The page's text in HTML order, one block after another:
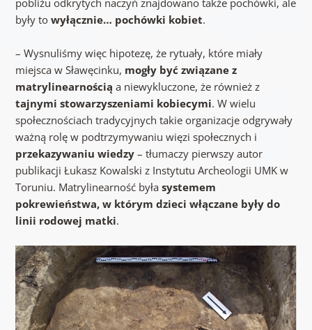
pobliżu odkrytych naczyń znajdowano także pochówki, ale
były to wyłącznie… pochówki kobiet.
– Wysnuliśmy więc hipotezę, że rytuały, które miały
miejsca w Sławęcinku, mogły być związane z
matrylinearnością a niewykluczone, że również z
tajnymi stowarzyszeniami kobiecymi. W wielu
społecznościach tradycyjnych takie organizacje odgrywały
ważną rolę w podtrzymywaniu więzi społecznych i
przekazywaniu wiedzy– tłumaczy pierwszy autor
publikacji Łukasz Kowalski z Instytutu Archeologii UMK w
Toruniu. Matrylinearność była systemem
pokrewieństwa, w którym dzieci włączane były do
linii rodowej matki.